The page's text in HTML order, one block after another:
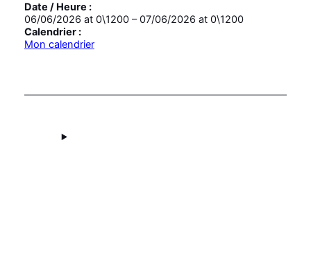
Date / Heure :
06/06/2026 at 0\1200–07/06/2026 at 0\1200
Calendrier :
Mon calendrier